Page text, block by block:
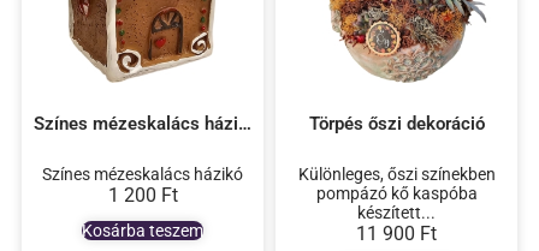
Színes mézeskalács házikó
1 200 Ft
Színes mézeskalács házikó
Kosárba teszem
Törpés őszi dekoráció
11 900 Ft
Különleges, őszi színekben
pompázó kő kaspóba
készített...